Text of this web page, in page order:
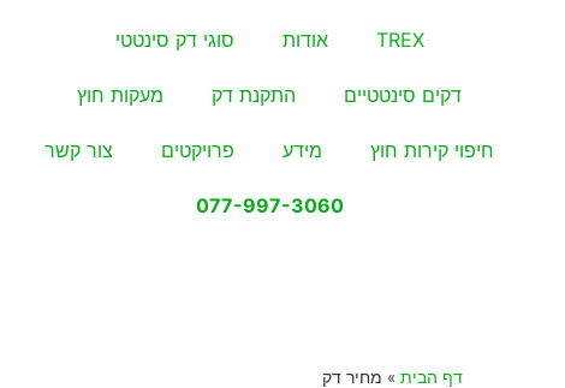
TREX אודות סוגי דק סינטטי
דקים סינטטיים התקנת דק מעקות חוץ
חיפוי קירות חוץ מידע פרויקטים צור קשר
077-997-3060
דף הבית » מחיר דק